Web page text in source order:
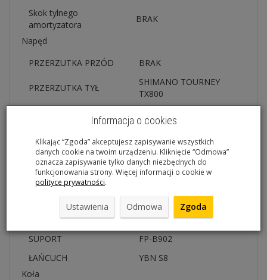
Skok tylnego
amortyzatora
BRAK
Napęd
PRZERZUTKA PRZÓD
BRAK
PRZERZUTKA TYŁ
SHIMANO TOURNEY
TX800
Koronki
32T/152MM
KASETA / WOLNOBIEG
SHIMANO HG41
Zakres kasety /
ILOŚĆ PRZEŁOŻEŃ
8
SUPORT
FP-B902
ŁAŃCUCH
YBN S8
Koła
Informacja o cookies
Klikając “Zgoda” akceptujesz zapisywanie wszystkich
danych cookie na twoim urządzeniu. Kliknięcie “Odmowa”
oznacza zapisywanie tylko danych niezbędnych do
funkcjonowania strony. Więcej informacji o cookie w
polityce prywatności.
Ustawienia Odmowa Zgoda